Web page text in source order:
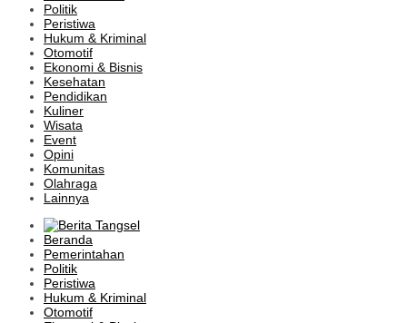
Politik
Peristiwa
Hukum & Kriminal
Otomotif
Ekonomi & Bisnis
Kesehatan
Pendidikan
Kuliner
Wisata
Event
Opini
Komunitas
Olahraga
Lainnya
Beranda
Pemerintahan
Politik
Peristiwa
Hukum & Kriminal
Otomotif